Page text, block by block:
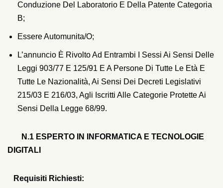
Conduzione Del Laboratorio E Della Patente Categoria
B;
Essere Automunita/o;
L’annuncio È Rivolto Ad Entrambi I Sessi Ai Sensi Delle
Leggi 903/77 E 125/91 E A Persone Di Tutte Le Età E
Tutte Le Nazionalità, Ai Sensi Dei Decreti Legislativi
215/03 E 216/03, Agli Iscritti Alle Categorie Protette Ai
Sensi Della Legge 68/99.
N.1 ESPERTO IN INFORMATICA E TECNOLOGIE
DIGITALI
REquisiti Richiesti: